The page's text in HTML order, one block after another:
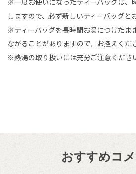
※一度お使いになったティーバッグは、
しますので、必ず新しいティーバッグと
※ティーバッグを長時間お湯につけたま
ながることがありますので、お控えくだ
※熱湯の取り扱いには充分ご注意くださ
おすすめコ